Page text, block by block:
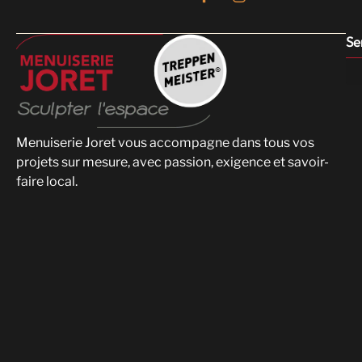
Menuiserie Joret vous accompagne dans tous vos
projets sur mesure, avec passion, exigence et savoir-
faire local.